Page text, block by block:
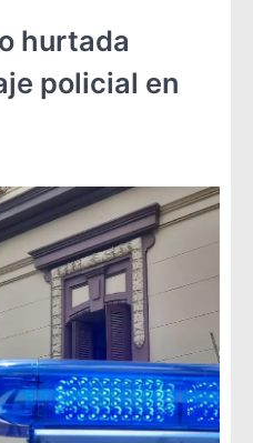
hurtada
policial en